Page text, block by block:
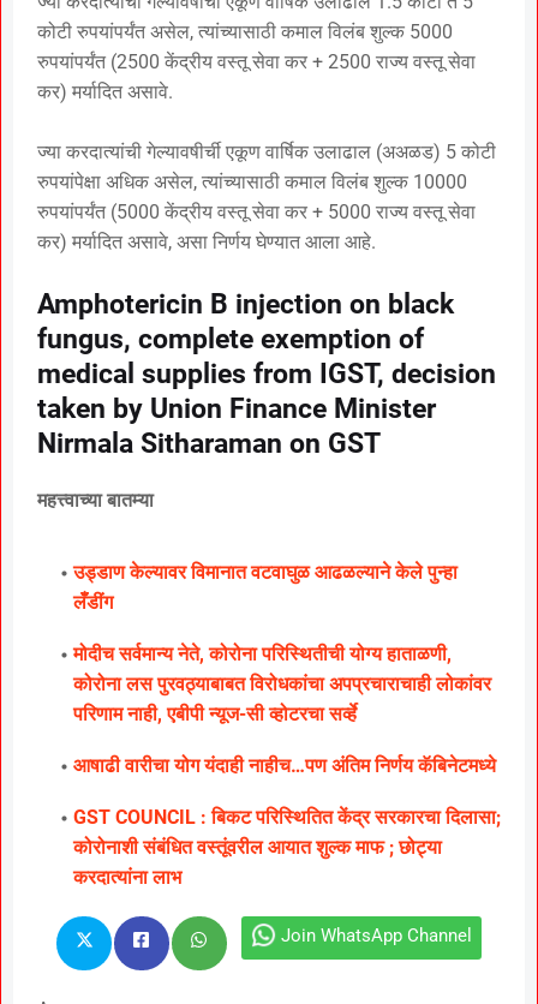
कोटी रुपयांपर्यंत असेल, त्यांच्यासाठी कमाल विलंब शुल्क 5000
रुपयांपर्यंत (2500 केंद्रीय वस्तू सेवा कर + 2500 राज्य वस्तू सेवा
कर) मर्यादित असावे.
ज्या करदात्यांची गेल्यावषीर्ची एकूण वार्षिक उलाढाल (अअळड) 5 कोटी
रुपयांपेक्षा अधिक असेल, त्यांच्यासाठी कमाल विलंब शुल्क 10000
रुपयांपर्यंत (5000 केंद्रीय वस्तू सेवा कर + 5000 राज्य वस्तू सेवा
कर) मर्यादित असावे, असा निर्णय घेण्यात आला आहे.
Amphotericin B injection on black
fungus, complete exemption of
medical supplies from IGST, decision
taken by Union Finance Minister
Nirmala Sitharaman on GST
महत्त्वाच्या बातम्या
उड्डाण केल्यावर विमानात वटवाघुळ आढळल्याने केले पुन्हा
लॅँडींग
मोदीच सर्वमान्य नेते, कोरोना परिस्थितीची योग्य हाताळणी,
कोरोना लस पुरवठ्याबाबत विरोधकांचा अपप्रचाराचाही लोकांवर
परिणाम नाही, एबीपी न्यूज-सी व्होटरचा सर्व्हे
आषाढी वारीचा योग यंदाही नाहीच…पण अंतिम निर्णय कॅबिनेटमध्ये
GST COUNCIL : बिकट परिस्थितित केंद्र सरकारचा दिलासा;
कोरोनाशी संबंधित वस्तूंवरील आयात शुल्क माफ ; छोट्या
करदात्यांना लाभ
Join WhatsApp Channel